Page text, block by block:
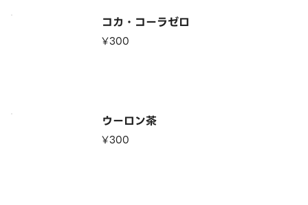
コカ・コーラゼロ
¥300
ウーロン茶
¥300